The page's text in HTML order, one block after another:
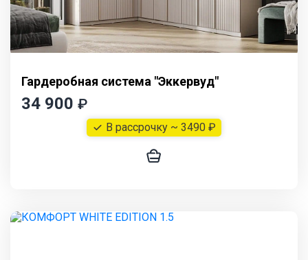
Гардеробная система "Эккервуд"
34 900 ₽
В рассрочку ~ 3490 ₽